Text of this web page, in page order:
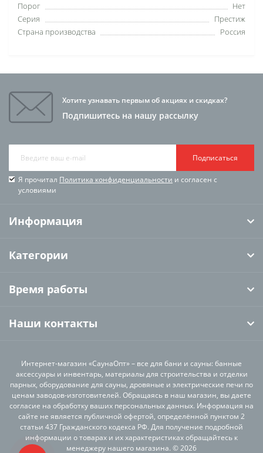
Порог
Нет
Серия
Престиж
Страна производства
Россия
Хотите узнавать первым об акциях и скидках?
Подпишитесь на нашу рассылку
Подписаться
Я прочитал Политика конфиденциальности и согласен с
условиями
Информация
Категории
Время работы
Наши контакты
Интернет-магазин «СаунаОпт» – все для бани и сауны: банные
аксессуары и инвентарь, материалы для строительства и отделки
парных, оборудование для сауны, дровяные и электрические печи по
ценам заводов-изготовителей. Обращаясь в наш магазин, вы даете
согласие на обработку ваших персональных данных. Информация на
сайте не является публичной офертой, определённой пунктом 2
статьи 437 Гражданского кодекса РФ. Для получение подробной
информации о товарах и их характеристиках обращайтесь к
менеджеру нашего магазина. © 2026